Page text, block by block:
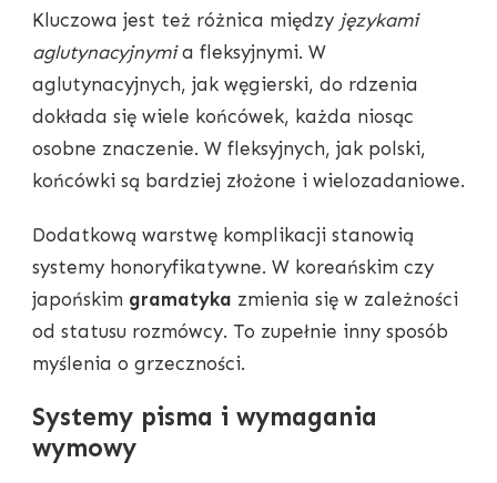
Kluczowa jest też różnica między językami
aglutynacyjnymia fleksyjnymi. W
aglutynacyjnych, jak węgierski, do rdzenia
dokłada się wiele końcówek, każda niosąc
osobne znaczenie. W fleksyjnych, jak polski,
końcówki są bardziej złożone i wielozadaniowe.
Dodatkową warstwę komplikacji stanowią
systemy honoryfikatywne. W koreańskim czy
japońskim gramatyka zmienia się w zależności
od statusu rozmówcy. To zupełnie inny sposób
myślenia o grzeczności.
Systemy pisma i wymagania
wymowy